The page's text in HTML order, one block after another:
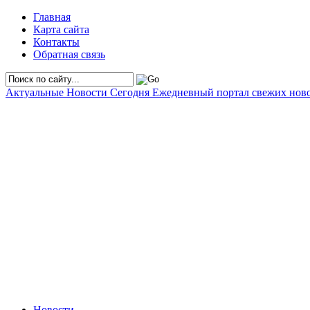
Главная
Карта сайта
Контакты
Обратная связь
Актуальные Новости Сегодня Ежедневный портал свежих